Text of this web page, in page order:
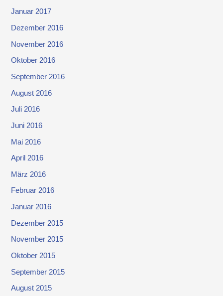
Januar 2017
Dezember 2016
November 2016
Oktober 2016
September 2016
August 2016
Juli 2016
Juni 2016
Mai 2016
April 2016
März 2016
Februar 2016
Januar 2016
Dezember 2015
November 2015
Oktober 2015
September 2015
August 2015